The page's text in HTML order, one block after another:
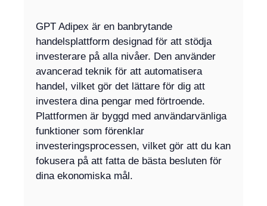
GPT Adipex är en banbrytande
handelsplattform designad för att stödja
investerare på alla nivåer. Den använder
avancerad teknik för att automatisera
handel, vilket gör det lättare för dig att
investera dina pengar med förtroende.
Plattformen är byggd med användarvänliga
funktioner som förenklar
investeringsprocessen, vilket gör att du kan
fokusera på att fatta de bästa besluten för
dina ekonomiska mål.